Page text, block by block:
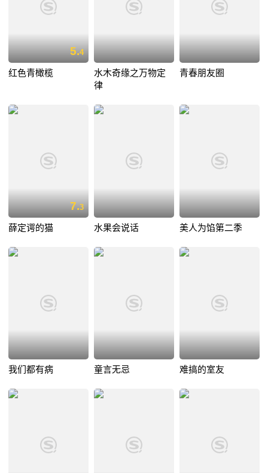
5.4
红色青橄榄
水木奇缘之万物定
律
青春朋友圈
7.3
薛定谔的猫 水果会说话 美人为馅第二季
我们都有病 童言无忌 难搞的室友